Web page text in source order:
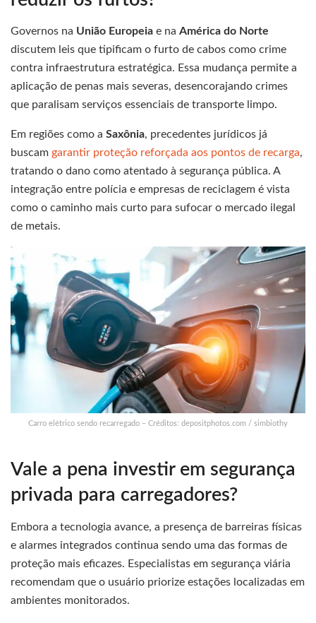
Governos na União Europeia e na América do Norte
discutem leis que tipificam o furto de cabos como crime
contra infraestrutura estratégica. Essa mudança permite a
aplicação de penas mais severas, desencorajando crimes
que paralisam serviços essenciais de transporte limpo.
Em regiões como a Saxônia, precedentes jurídicos já
buscam garantir proteção reforçada aos pontos de recarga,
tratando o dano como atentado à segurança pública. A
integração entre polícia e empresas de reciclagem é vista
como o caminho mais curto para sufocar o mercado ilegal
de metais.
Carro elétrico sendo recarregado – Créditos: depositphotos.com / simbiothy
Vale a pena investir em segurança
privada para carregadores?
Embora a tecnologia avance, a presença de barreiras físicas
e alarmes integrados continua sendo uma das formas de
proteção mais eficazes. Especialistas em segurança viária
recomendam que o usuário priorize estações localizadas em
ambientes monitorados.